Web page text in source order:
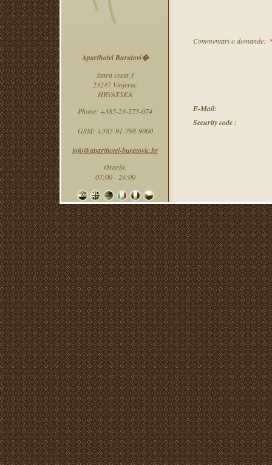
Aparthotel Buratovi�
Stara cesta 1
23247 Vinjerac
HRVATSKA
Phone: +385-23-275-074
GSM: +385-91-798-9000
info@aparthotel-buratovic.hr
Orario:
07:00 - 24:00
Commentari o domande: *
E-Mail:
Security code :